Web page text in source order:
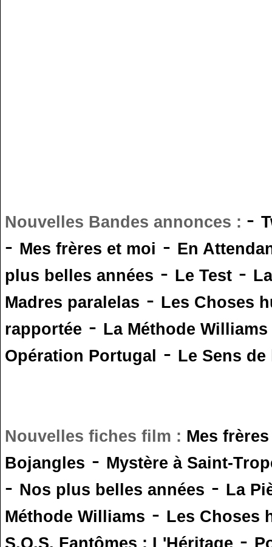
Nouvelles Bandes annonces : -
- Mes frères et moi - En
plus belles années - Le Test -
Madres paralelas - Les Choses
rapportée - La Méthode Williams
Opération Portugal - Le Sens
Nouvelles fiches film : Mes
Bojangles - Mystère à Saint-
- Nos plus belles années - La
Méthode Williams - Les Choses
S.O.S. Fantômes : L'Héritage -